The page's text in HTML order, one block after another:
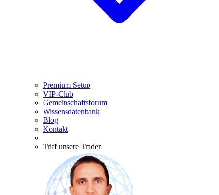
Premium Setup
VIP-Club
Gemeinschaftsforum
Wissensdatenbank
Blog
Kontakt
Triff unsere Trader